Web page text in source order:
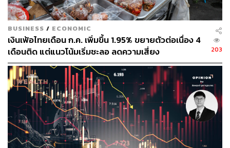
ABOUT THE AUTHOR
อัยย์ลดา แซ่โค้ว
Content Creator กองบรรณาธิการข่าวต่าง
ประเทศ THE STANDARD
BUSINESS / ECONOMIC
เงินเฟ้อไทยเดือน ก.ค. เพิ่มขึ้น 1.95% ขยายตัวต่อเนื่อง 4
เดือนติด แต่แนวโน้มเริ่มชะลอ ลดความเสี่ยง
Stagflation
203